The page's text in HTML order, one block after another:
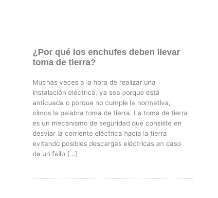
¿Por qué los enchufes deben llevar
toma de tierra?
Muchas veces a la hora de realizar una
instalación eléctrica, ya sea porque está
anticuada o porque no cumple la normativa,
oímos la palabra toma de tierra. La toma de tierra
es un mecanismo de seguridad que consiste en
desviar la corriente eléctrica hacia la tierra
evitando posibles descargas eléctricas en caso
de un fallo […]